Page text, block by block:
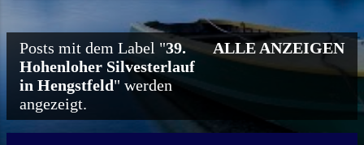
P
s
Posts mit dem Label "39.
Hohenloher Silvesterlauf
in Hengstfeld" werden
angezeigt.
ALLE ANZEIGEN